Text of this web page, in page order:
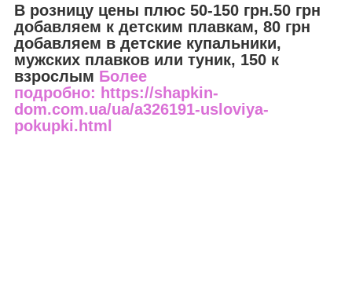
В розницу цены плюс 50-150 грн.50 грн
добавляем к детским плавкам, 80 грн
добавляем в детские купальники,
мужских плавков или туник, 150 к
взрослым Более
подробно: https://shapkin-
dom.com.ua/ua/a326191-usloviya-
pokupki.html